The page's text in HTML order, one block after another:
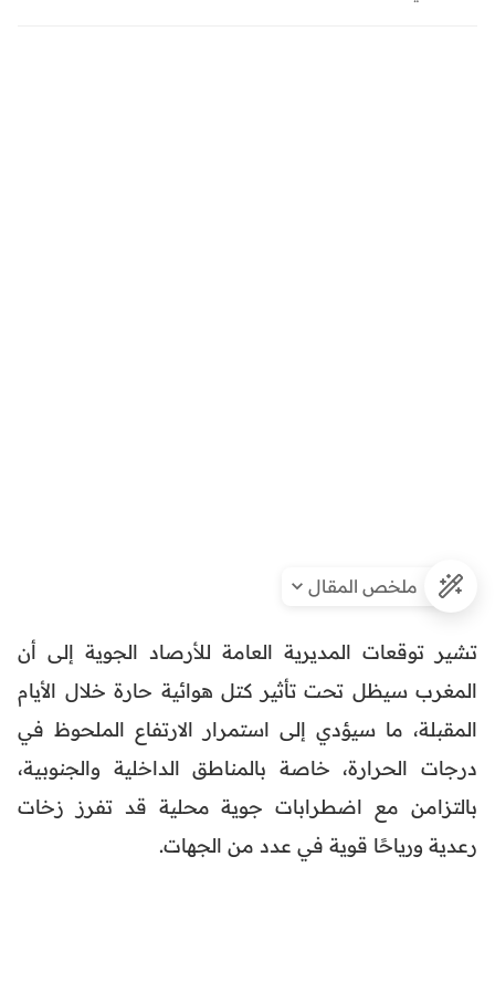
ملخص المقال
تشير توقعات المديرية العامة للأرصاد الجوية إلى أن
المغرب سيظل تحت تأثير كتل هوائية حارة خلال الأيام
المقبلة، ما سيؤدي إلى استمرار الارتفاع الملحوظ في
درجات الحرارة، خاصة بالمناطق الداخلية والجنوبية،
بالتزامن مع اضطرابات جوية محلية قد تفرز زخات
رعدية ورياحًا قوية في عدد من الجهات.